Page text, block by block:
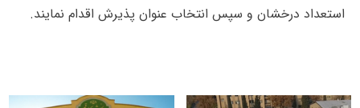
استعداد درخشان و سپس انتخاب عنوان پذیرش اقدام نمایند.